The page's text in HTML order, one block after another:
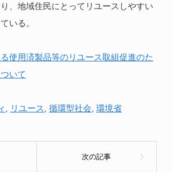
、地域住民にとってリユースしやすい
いる。
る使用済製品等のリユース取組促進のた
いて
リユース 循環型社会, 環境省